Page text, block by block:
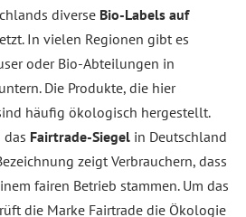
diverse Bio-Labels auf
In vielen Regionen gibt es
oder Bio-Abteilungen in
Die Produkte, die hier
häufig ökologisch hergestellt.
das Fairtrade-Siegel in Deutschland
zeigt Verbrauchern, dass
fairen Betrieb stammen. Um das
die Marke Fairtrade die Ökologie